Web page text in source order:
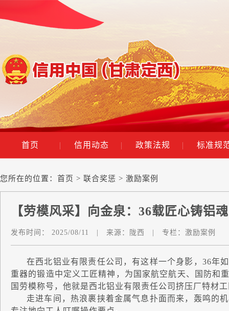
首页 | 信用动态 | 政策法规 | 标准规
您所在的位置： 首页 > 联合奖惩 > 激励案例
【劳模风采】向金泉：36载匠心铸铝魂
发布时间： 2025/08/11 来源： 陇西 专栏： 激励案例
在西北铝业有限责任公司，有这样一个身影，36年
重器的锻造中定义工匠精神，为国家航空航天、国防和
国劳模称号，他就是西北铝业有限责任公司挤压厂特材
走进车间，热浪裹挟着金属气息扑面而来，轰鸣的机